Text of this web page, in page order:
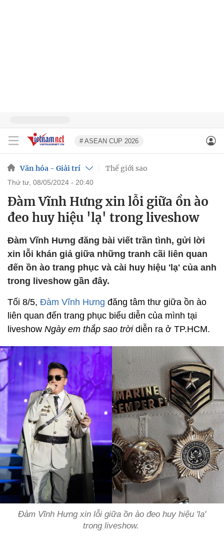
# ASEAN CUP 2026
Văn hóa - Giải trí Thế giới sao
thứ tư, 08/05/2024 - 20:40
Đàm Vĩnh Hưng xin lỗi giữa ồn ào
đeo huy hiệu 'lạ' trong liveshow
Đàm Vĩnh Hưng đăng bài viết trần tình, gửi lời
xin lỗi khán giả giữa những tranh cãi liên quan
đến ồn ào trang phục và cài huy hiệu 'lạ' của anh
trong liveshow gần đây.
Tối 8/5, Đàm Vĩnh Hưng đăng tâm thư giữa ồn ào
liên quan đến trang phục biểu diễn của mình tại
liveshow Ngày em thắp sao trờidiễn ra ở TP.HCM.
Đàm Vĩnh Hưng xin lỗi giữa ồn ào đeo huy hiệu 'lạ'
trong liveshow.